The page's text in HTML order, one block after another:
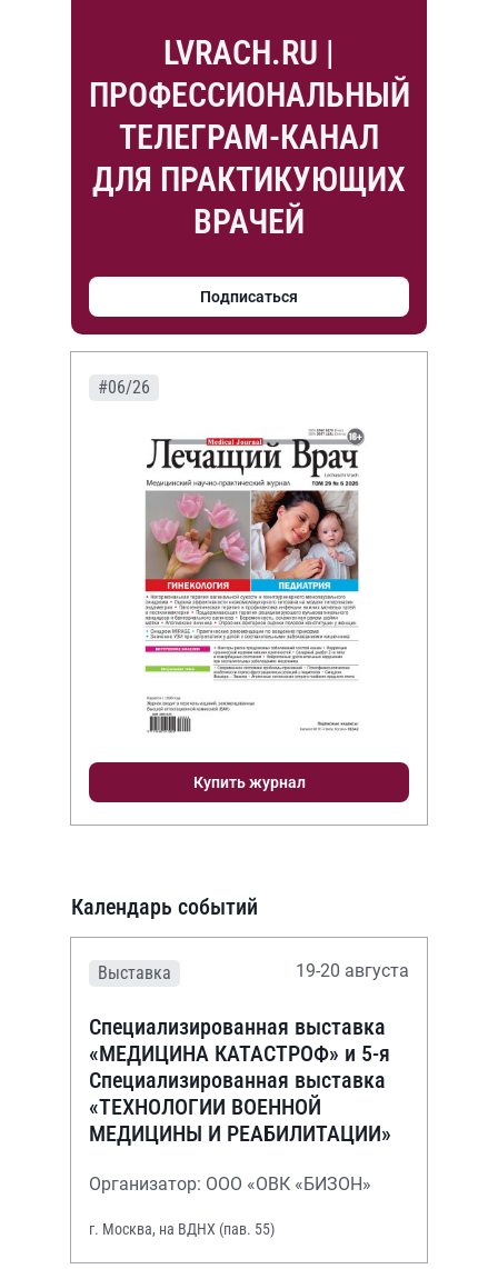
LVRACH.RU |
ПРОФЕССИОНАЛЬНЫЙ
ТЕЛЕГРАМ-КАНАЛ
ДЛЯ ПРАКТИКУЮЩИХ
ВРАЧЕЙ
Подписаться
#06/26
Купить журнал
Календарь событий
Выставка 19-20 августа
Специализированная выставка
«МЕДИЦИНА КАТАСТРОФ» и 5-я
Специализированная выставка
«ТЕХНОЛОГИИ ВОЕННОЙ
МЕДИЦИНЫ И РЕАБИЛИТАЦИИ»
Организатор: ООО «ОВК «БИЗОН»
г. Москва, на ВДНХ (пав. 55)